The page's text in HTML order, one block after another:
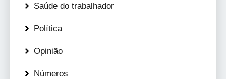
Saúde do trabalhador
Política
Opinião
Números